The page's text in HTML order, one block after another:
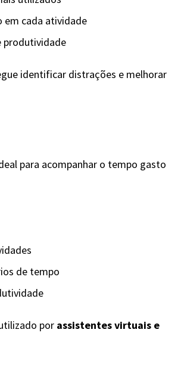
em cada atividade
produtividade
identificar distrações e melhorar
para acompanhar o tempo gasto
de tempo
por assistentes virtuais e